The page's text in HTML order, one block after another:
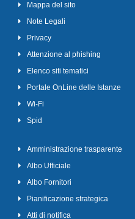
Mappa del sito
Note Legali
Privacy
Attenzione al phishing
Elenco siti tematici
Portale OnLine delle Istanze
Wi-Fi
Spid
Amministrazione trasparente
Albo Ufficiale
Albo Fornitori
Pianificazione strategica
Atti di notifica